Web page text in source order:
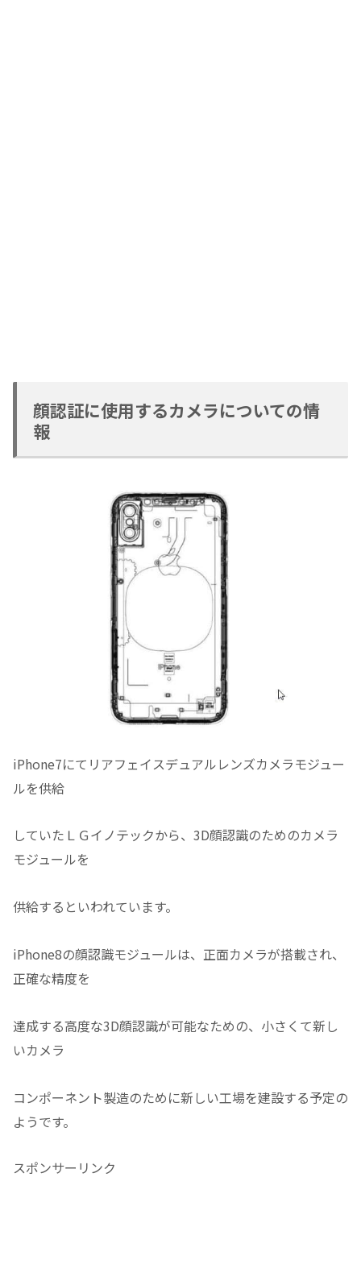
顔認証に使用するカメラについての情
報
iPhone7にてリアフェイスデュアルレンズカメラモジュー
ルを供給
していたＬＧイノテックから、3D顔認識のためのカメラ
モジュールを
供給するといわれています。
iPhone8の顔認識モジュールは、正面カメラが搭載され、
正確な精度を
達成する高度な3D顔認識が可能なための、小さくて新し
いカメラ
コンポーネント製造のために新しい工場を建設する予定の
ようです。
スポンサーリンク